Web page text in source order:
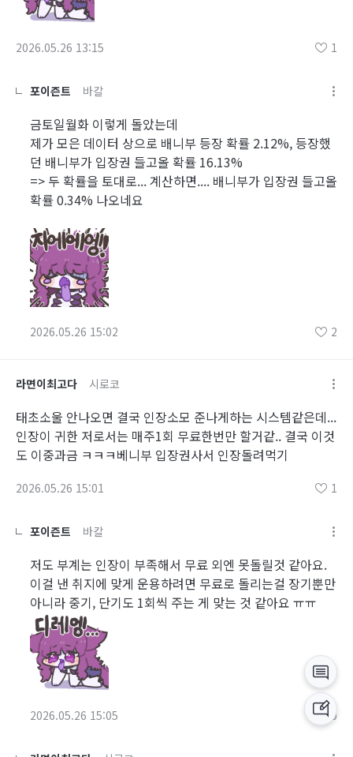
2026.05.26 13:15 1
포이즌트 바칼
금토일월화 이렇게 돌았는데
제가 모은 데이터 상으로 배니부 등장 확률 2.12%, 등장했
던 배니부가 입장권 들고올 확률 16.13%
=> 두 확률을 토대로... 계산하면.... 배니부가 입장권 들고올
확률 0.34% 나오네요
2026.05.26 15:02 2
라면이최고다 시로코
태초소울 안나오면 결국 인장소모 준나게하는 시스템같은데...
인장이 귀한 저로서는 매주1회 무료한번만 할거같.. 결국 이것
도 이중과금 ㅋㅋㅋ베니부 입장권사서 인장돌려먹기
2026.05.26 15:01 1
포이즌트 바칼
저도 부계는 인장이 부족해서 무료 외엔 못돌릴것 같아요.
이걸 낸 취지에 맞게 운용하려면 무료로 돌리는걸 장기뿐만
아니라 중기, 단기도 1회씩 주는 게 맞는 것 같아요 ㅠㅠ
2026.05.26 15:05 0